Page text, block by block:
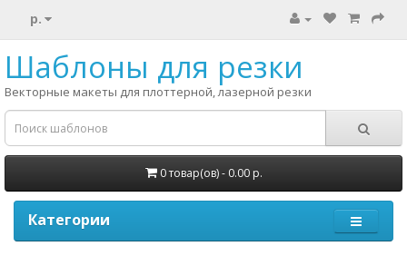
р.
Шаблоны для резки
Векторные макеты для плоттерной, лазерной резки
0 товар(ов) - 0.00 р.
Категории